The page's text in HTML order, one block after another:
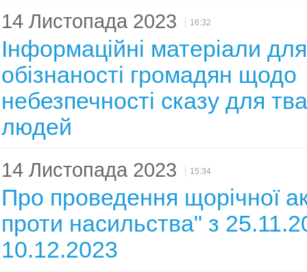
14 Листопада 2023 16:32
Інформаційні матеріали
обізнаності громадян щодо
небезпечності сказу для
людей
14 Листопада 2023 15:34
Про проведення щорічної
проти насильства" з
10.12.2023